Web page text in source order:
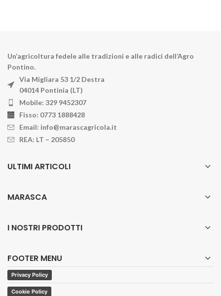
Un’agricoltura fedele alle tradizioni e alle radici dell’Agro
Pontino.
Via Migliara 53 1/2 Destra
04014 Pontinia (LT)
Mobile: 329 9452307
Fisso: 0773 1888428
Email: info@marascagricola.it
REA: LT – 205850
ULTIMI ARTICOLI
MARASCA
I NOSTRI PRODOTTI
FOOTER MENU
Privacy Policy
Cookie Policy